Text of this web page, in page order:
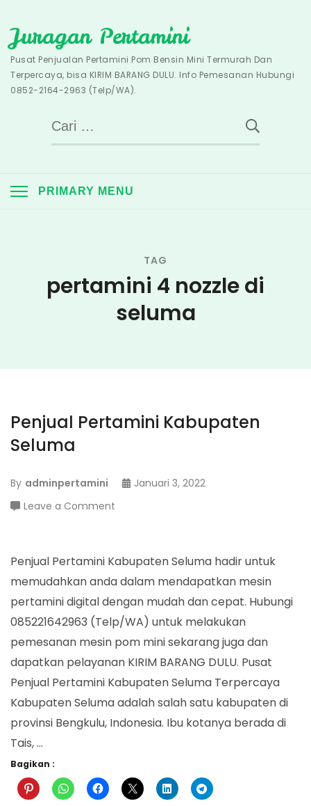
to
content
Juragan Pertamini
Pusat Penjualan Pertamini Pom Bensin Mini Termurah Dan
Terpercaya, bisa KIRIM BARANG DULU. Info Pemesanan Hubungi
0852-2164-2963 (Telp/WA).
Cari
untuk:
PRIMARY MENU
TAG
pertamini 4 nozzle di
seluma
Penjual Pertamini Kabupaten
Seluma
By adminpertamini
Januari 3, 2022
Leave a Comment
Kabupaten
Seluma
Penjual Pertamini Kabupaten Seluma hadir untuk
memudahkan anda dalam mendapatkan mesin
pertamini digital dengan mudah dan cepat. Hubungi
085221642963 (Telp/WA) untuk melakukan
pemesanan mesin pom mini sekarang juga dan
dapatkan pelayanan KIRIM BARANG DULU. Pusat
Penjual Pertamini Kabupaten Seluma Terpercaya
Kabupaten Seluma adalah salah satu kabupaten di
provinsi Bengkulu, Indonesia. Ibu kotanya berada di
Tais, …
Bagikan :